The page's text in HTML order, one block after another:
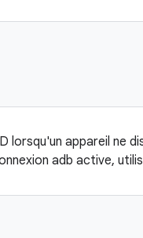
lorsqu'un appareil ne
adb active,